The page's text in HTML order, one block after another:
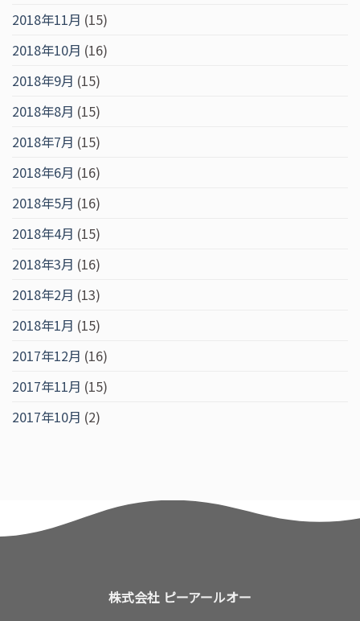
2018年11月 (15)
2018年10月 (16)
2018年9月 (15)
2018年8月 (15)
2018年7月 (15)
2018年6月 (16)
2018年5月 (16)
2018年4月 (15)
2018年3月 (16)
2018年2月 (13)
2018年1月 (15)
2017年12月 (16)
2017年11月 (15)
2017年10月 (2)
株式会社 ピーアールオー